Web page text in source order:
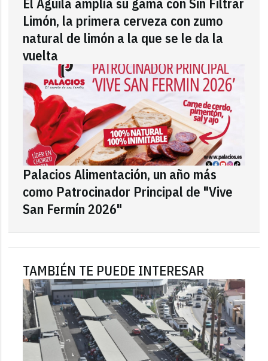
Limón, la primera cerveza con zumo
natural de limón a la que se le da la
vuelta
Palacios Alimentación, un año más
como Patrocinador Principal de "Vive
San Fermín 2026"
TAMBIÉN TE PUEDE INTERESAR